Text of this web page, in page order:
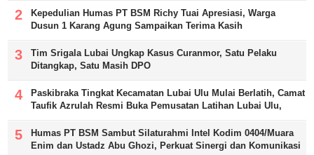
Kepedulian Humas PT BSM Richy Tuai Apresiasi, Warga
Dusun 1 Karang Agung Sampaikan Terima Kasih
Tim Srigala Lubai Ungkap Kasus Curanmor, Satu Pelaku
Ditangkap, Satu Masih DPO
Paskibraka Tingkat Kecamatan Lubai Ulu Mulai Berlatih, Camat
Taufik Azrulah Resmi Buka Pemusatan Latihan Lubai Ulu,
Humas PT BSM Sambut Silaturahmi Intel Kodim 0404/Muara
Enim dan Ustadz Abu Ghozi, Perkuat Sinergi dan Komunikasi